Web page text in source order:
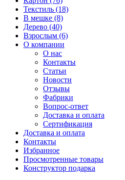
Текстиль (18)
В мешке (8)
Дерево (40)
Взрослым (6)
О компании
О нас
Контакты
Статьи
Новости
Отзывы
Фабрики
Вопрос-ответ
Доставка и оплата
Сертификация
Доставка и оплата
Контакты
Избранное
Просмотренные товары
Конструктор подарка